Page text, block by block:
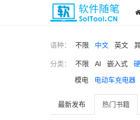
语种： 不限 中文 英文
分类： 不限 AI 嵌入式
模电 电动车充电器
最新发布 热门书籍